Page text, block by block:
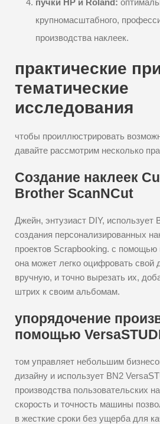
пучки HP и Roland:
крупномасштабного,
производства наклеек.
практические
тематические
исследования
чтобы проиллюстрировать
давайте рассмотрим несколько
Создание наклеек
Brother ScanNCut
Джейн, энтузиаст DIY, использует
создания персонализированных
проектов Scrapbooking. с помощью
она может легко оцифровать свой
вручную, и точно вырезать их,
штрих к своим альбомам.
упорядочение
помощью
том управляет небольшим
дизайну и использует BN2
производства пользовательских
скорость и точность машины
в жесткие сроки без ущерба для